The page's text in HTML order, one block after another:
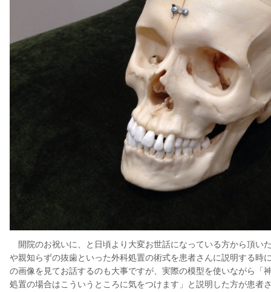
開院のお祝いに、と日頃より大変お世話になっている方から頂い
や親知らずの抜歯といった外科処置の術式を患者さんに説明する時
の画像を見てお話するのも大事ですが、実際の模型を使いながら「
処置の場合はこういうところに気をつけます」と説明した方が患者